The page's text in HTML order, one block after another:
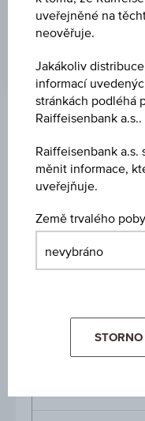
PÁKA
-
Klíčové údaje
Název
ISIN / WKN
AT0000A3GUY9 /
Agrana
uveřejněné na
neověřuje.
Jakákoliv
informací
stránkách podléhá
Raiffeisenbank a.s..
Raiffeisenbank
měnit informace,
uveřejňuje.
Země trvalého
STORNO